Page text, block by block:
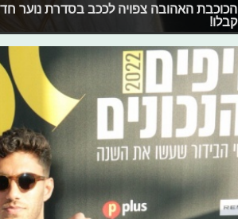
הכוכבת האהובה צפויה לככב בסדרת נוער
קבלו!